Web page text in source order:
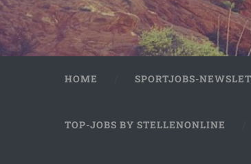
HOME SPORTJOBS-
TOP-JOBS BY STELLENONLINE